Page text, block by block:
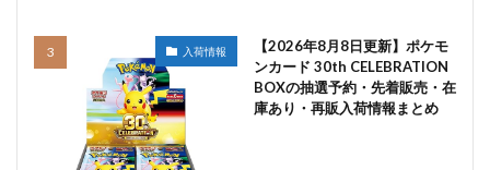
入荷情報
【2026年8月8日更新】ポケモ
ンカード 30th CELEBRATION
BOXの抽選予約・先着販売・在
庫あり・再販入荷情報まとめ